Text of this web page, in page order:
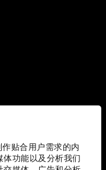
贴合用户需求的内
功能以及分析我们